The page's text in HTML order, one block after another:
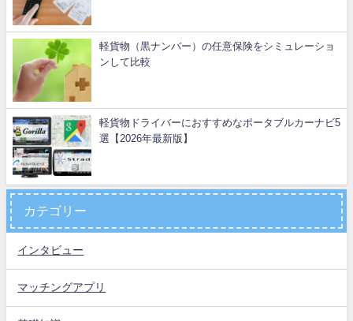
軽貨物（黒ナンバー）の任意保険をシミュレーショ
ンして比較
軽貨物ドライバーにおすすめなポータブルカーナビ5
選【2026年最新版】
カテゴリー
インタビュー
マッチングアプリ